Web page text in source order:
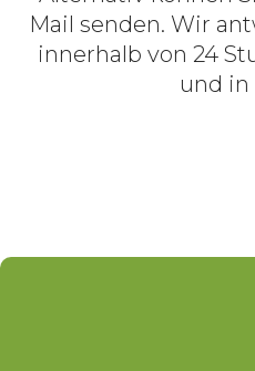
Mail senden. Wir
innerhalb von 24
und in